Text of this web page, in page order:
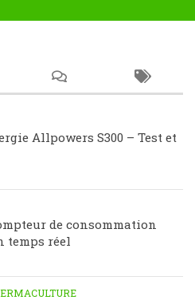
Allpowers S300 – Test et
de consommation
temps réel